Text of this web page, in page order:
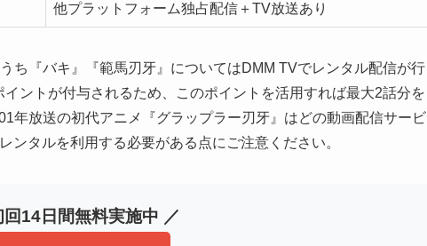
他プラットフォーム独占配信＋TV放送あり
ち『バキ』『範馬刃牙』についてはDMM TVでレンタル配信が行
ントが付与されるため、このポイントを活用すれば最大2話分を
年放送の初代アニメ『グラップラー刃牙』はどの動画配信サービ
ンタルを利用する必要がある点にご注意ください。
回14日間無料実施中 ／